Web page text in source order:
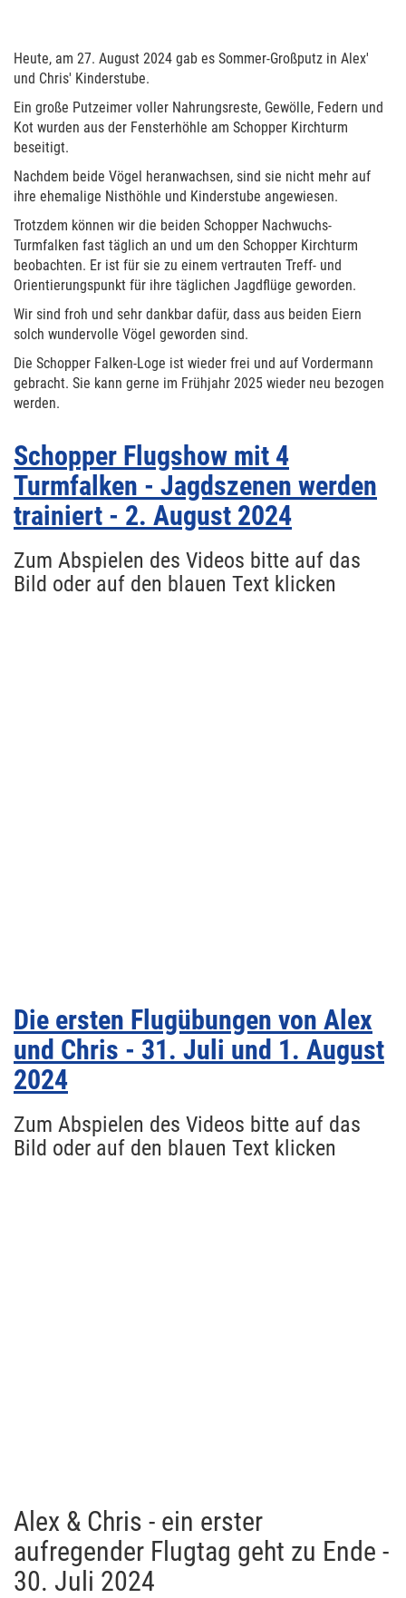
Heute, am 27. August 2024 gab es Sommer-Großputz in Alex'
und Chris' Kinderstube.
Ein große Putzeimer voller Nahrungsreste, Gewölle, Federn und
Kot wurden aus der Fensterhöhle am Schopper Kirchturm
beseitigt.
Nachdem beide Vögel heranwachsen, sind sie nicht mehr auf
ihre ehemalige Nisthöhle und Kinderstube angewiesen.
Trotzdem können wir die beiden Schopper Nachwuchs-
Turmfalken fast täglich an und um den Schopper Kirchturm
beobachten. Er ist für sie zu einem vertrauten Treff- und
Orientierungspunkt für ihre täglichen Jagdflüge geworden.
Wir sind froh und sehr dankbar dafür, dass aus beiden Eiern
solch wundervolle Vögel geworden sind.
Die Schopper Falken-Loge ist wieder frei und auf Vordermann
gebracht. Sie kann gerne im Frühjahr 2025 wieder neu bezogen
werden.
Schopper Flugshow mit 4
Turmfalken - Jagdszenen werden
trainiert - 2. August 2024
Zum Abspielen des Videos bitte auf das
Bild oder auf den blauen Text klicken
Die ersten Flugübungen von Alex
und Chris - 31. Juli und 1. August
2024
Zum Abspielen des Videos bitte auf das
Bild oder auf den blauen Text klicken
Alex & Chris - ein erster
aufregender Flugtag geht zu Ende -
30. Juli 2024